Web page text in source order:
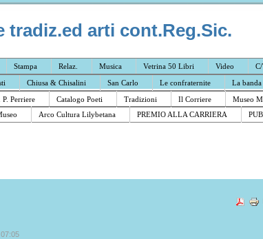
tradiz.ed arti cont.Reg.Sic.
Stampa Relaz. Musica Vetrina 50 Libri Video
Chiusa & Chisalini San Carlo Le confraternite La banda
P. Perriere Catalogo Poeti Tradizioni Il Corriere Museo
Arco Cultura Lilybetana PREMIO ALLA CARRIERA